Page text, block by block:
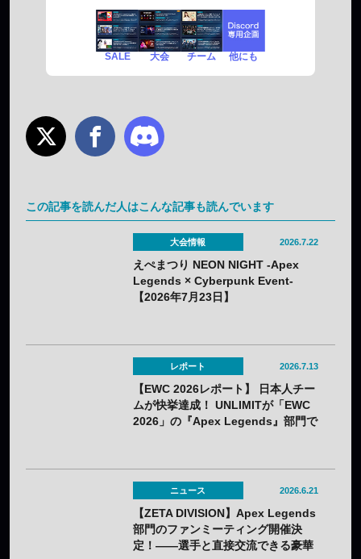
SALE 大会 チーム 他にも
この記事を読んだ人はこんな記事も読んでいます
大会情報 2026.7.22
えぺまつり NEON NIGHT -Apex
Legends × Cyberpunk Event-
【2026年7月23日】
レポート 2026.7.13
【EWC 2026レポート】 日本人チー
ムが快挙達成！ UNLIMITが「EWC
2026」の『Apex Legends』部門で
ニュース 2026.6.21
【ZETA DIVISION】Apex Legends
部門のファンミーティング開催決
定！——選手と直接交流できる豪華